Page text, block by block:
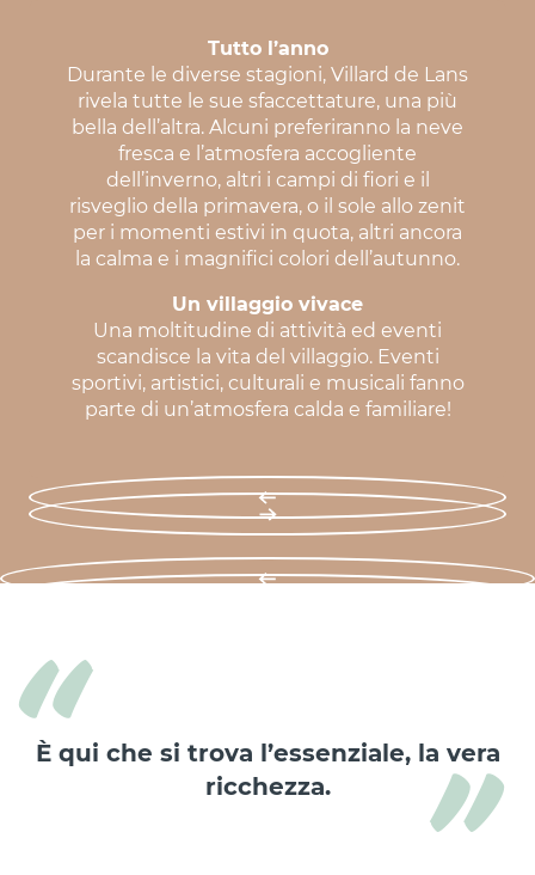
Tutto l’anno
Durante le diverse stagioni, Villard de Lans
rivela tutte le sue sfaccettature, una più
bella dell’altra. Alcuni preferiranno la neve
fresca e l’atmosfera accogliente
dell’inverno, altri i campi di fiori e il
risveglio della primavera, o il sole allo zenit
per i momenti estivi in quota, altri ancora
la calma e i magnifici colori dell’autunno.
Un villaggio vivace
Una moltitudine di attività ed eventi
scandisce la vita del villaggio. Eventi
sportivi, artistici, culturali e musicali fanno
parte di un’atmosfera calda e familiare!
È qui che si trova l’essenziale, la vera
ricchezza.